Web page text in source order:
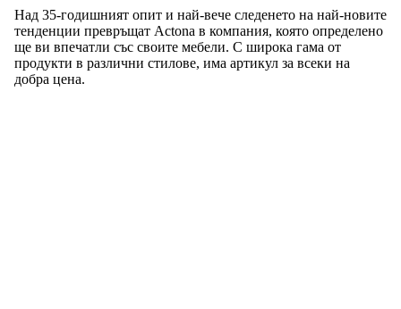
Над 35-годишният опит и най-вече следенето на най-новите
тенденции превръщат Actona в компания, която определено
ще ви впечатли със своите мебели. С широка гама от
продукти в различни стилове, има артикул за всеки на
добра цена.